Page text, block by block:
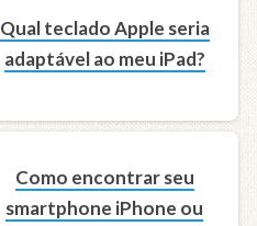
Qual teclado Apple seria
adaptável ao meu iPad?
Como encontrar seu
smartphone iPhone ou